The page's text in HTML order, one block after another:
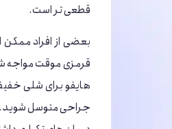
قطعی‌ تر است.
بعضی از افراد ممکن
قرمزی موقت مواجه
هایفو برای شلی